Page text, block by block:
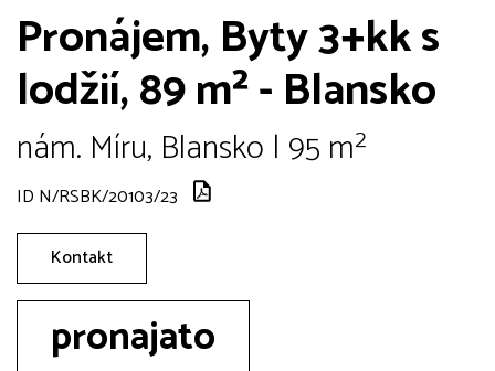
Pronájem, Byty 3+kk s
lodžií, 89 m² - Blansko
nám. Míru, Blansko | 95 m²
ID N/RSBK/20103/23
Kontakt
pronajato